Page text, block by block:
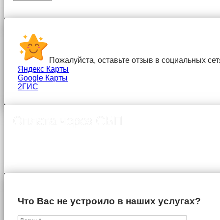
Пожалуйста, оставьте отзыв в социальных
Яндекс Карты
Google Карты
2ГИС
Что Вас не устроило в наших услугах?